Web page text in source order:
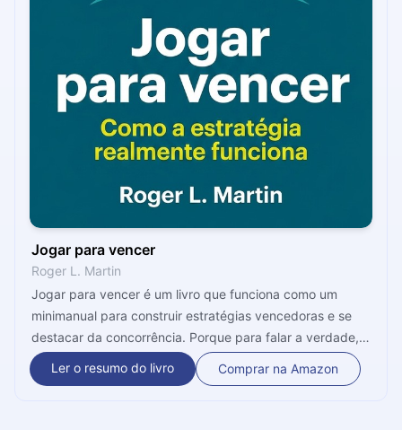
Jogar para vencer
Roger L. Martin
​Jogar para vencer é um livro que funciona como um
minimanual para construir estratégias vencedoras e se
destacar da concorrência. Porque para falar a verdade,
todos os segmentos de atuação têm uma luta constante
por espaço, atenção e conquista de novos clientes e
Ler o resumo do livro Comprar na Amazon